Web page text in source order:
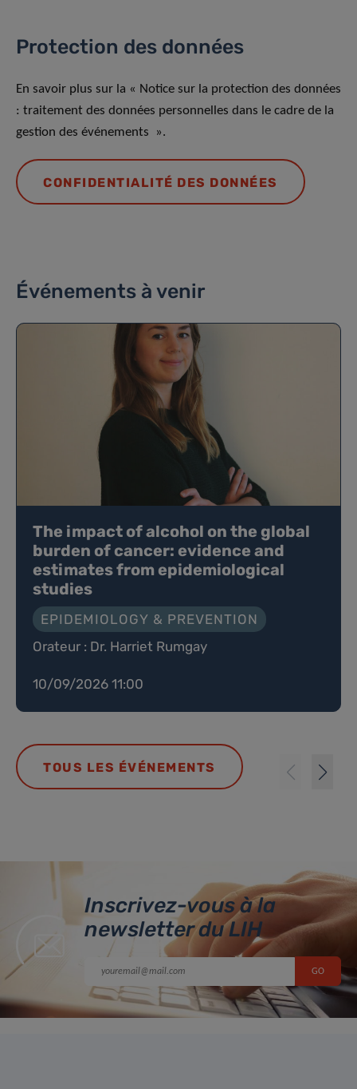
Protection des données
En savoir plus sur la « Notice sur la protection des données
: traitement des données personnelles dans le cadre de la
gestion des événements ».
CONFIDENTIALITÉ DES DONNÉES
Événements à venir
The impact of alcohol on the global
burden of cancer: evidence and
estimates from epidemiological
studies
EPIDEMIOLOGY & PREVENTION
Orateur : Dr. Harriet Rumgay
10/09/2026 11:00
TOUS LES ÉVÉNEMENTS
Inscrivez-vous à la
newsletter du LIH